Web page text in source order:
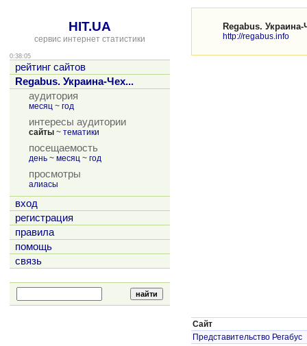
HIT.UA
сервис интернет статистики
0:38:05
рейтинг сайтов
Regabus. Украина-Чех...
аудитория
месяц ~ год
интересы аудитории
сайты ~ тематики
посещаемость
день ~ месяц ~ год
просмотры
алиасы
вход
регистрация
правила
помощь
связь
Regabus.
http://regabus.info
Сайт
Представительство Регабус